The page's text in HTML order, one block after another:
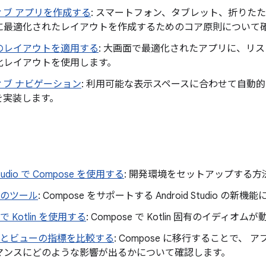
アプリを作成する: スマートフォン、タブレット、折りた
最適化されたレイアウトを作成するためのコア原則について
レイアウトを適用する: 大画面で最適化されたアプリに、リ
イアウトを使用します。
ブ ナビゲーション: 利用可能な表示スペースに合わせて自動
装します。
で Compose を使用する: 開発環境をセットアップする方
ツール: Compose をサポートする Android Studio の新機能
Kotlin を使用する: Compose で Kotlin 固有のイディオムが
ビューの指標を比較する: Compose に移行することで、 ア
スにどのような影響が出るかについて確認します。